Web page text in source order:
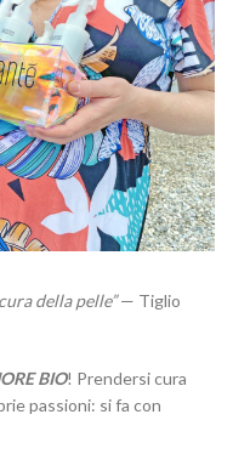
della pelle”— Tiglio
BIO! Prendersi cura
passioni: si fa con